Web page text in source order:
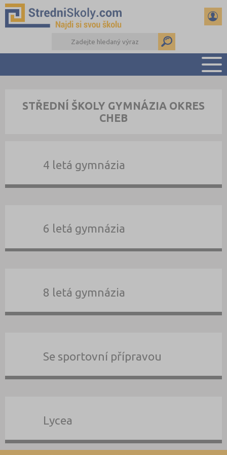
PŘÍPRAVA NA PŘIJÍMAČKY
STŘEDNÍ ŠKOLY GYMNÁZIA OKRES
CHEB
4 letá gymnázia
6 letá gymnázia
8 letá gymnázia
Se sportovní přípravou
Lycea